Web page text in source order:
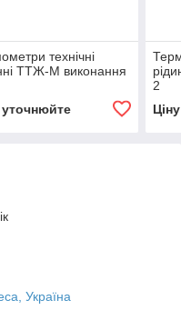
технічні
ТТЖ-М виконання
уточнюйте
2
Україна